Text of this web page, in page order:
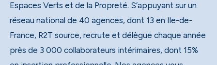
Espaces Verts et de la Propreté. S’appuyant sur un
réseau national de 40 agences, dont 13 en Ile-de-
France, R2T source, recrute et délègue chaque année
près de 3 000 collaborateurs intérimaires, dont 15%